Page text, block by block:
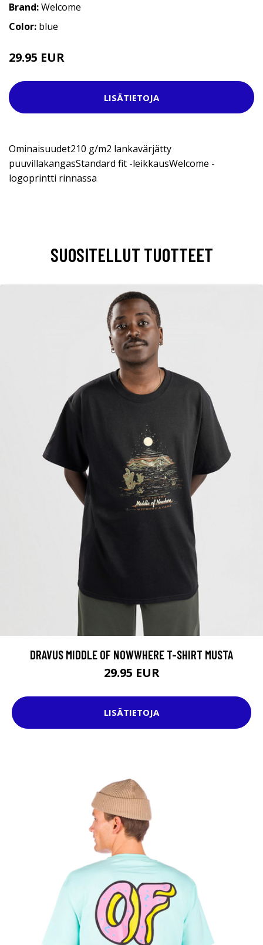
Brand:Welcome
Color: blue
29.95 EUR
LISÄTIETOJA
Ominaisuudet210 g/m2 lankavärjätty
puuvillakangasStandard fit -leikkausWelcome -
logoprintti rinnassa
SUOSITELLUT TUOTTEET
DRAVUS MIDDLE OF NOWWHERE T-SHIRT MUSTA
29.95 EUR
LISÄTIETOJA